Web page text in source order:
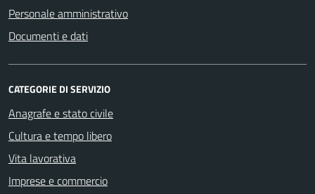
Personale amministrativo
Documenti e dati
CATEGORIE DI SERVIZIO
Anagrafe e stato civile
Cultura e tempo libero
Vita lavorativa
Imprese e commercio